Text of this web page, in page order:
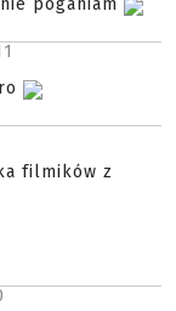
poganiam
filmików z